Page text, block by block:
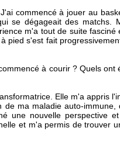
commencé à jouer au
se dégageait des matchs.
m'a tout de suite
pied s'est fait
à courir ? Quels ont
Elle m'a appris
ma maladie auto-
une nouvelle perspective
et m'a permis de trouver